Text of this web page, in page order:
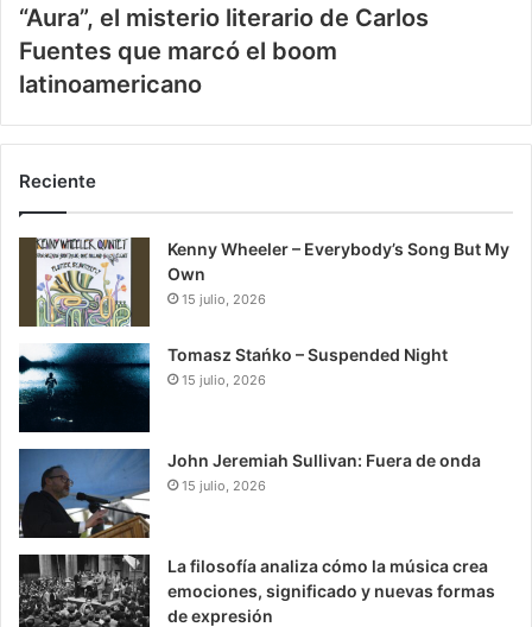
“Aura”, el misterio literario de Carlos
Fuentes que marcó el boom
latinoamericano
Reciente
Kenny Wheeler – Everybody’s Song But My
Own
15 julio, 2026
Tomasz Stańko – Suspended Night
15 julio, 2026
John Jeremiah Sullivan: Fuera de onda
15 julio, 2026
La filosofía analiza cómo la música crea
emociones, significado y nuevas formas
de expresión